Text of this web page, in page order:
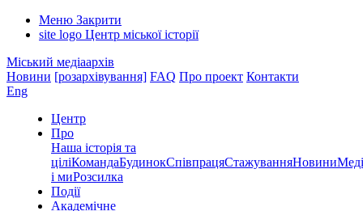
Меню Закрити
site logo Центр міської історії
Міський медіаархів
Новини [розархівування] FAQ Про проект Контакти
Eng
Центр
Про
Наша історія та
ціліКомандаБудинокСпівпрацяСтажуванняНовини
і миРозсилка
Події
Академічне